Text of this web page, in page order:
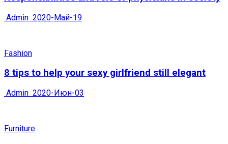
Admin 2020-Май-19
Fashion
8 tips to help your sexy girlfriend still elegant
Admin 2020-Июн-03
Furniture